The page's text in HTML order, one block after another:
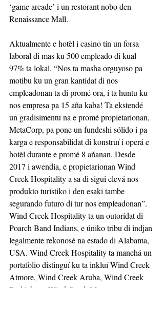
‘game arcade’ i un restorant nobo den
Renaissance Mall.
Aktualmente e hotèl i casino tin un forsa
laboral di mas ku 500 empleado di kual
97% ta lokal. “Nos ta masha orguyoso pa
motibu ku un gran kantidat di nos
empleadonan ta di promé ora, i ta huntu ku
nos empresa pa 15 aña kaba! Ta ekstendé
un gradisimentu na e promé propietarionan,
MetaCorp, pa pone un fundeshi sólido i pa
karga e responsabilidat di konstruí i operá e
hotèl durante e promé 8 añanan. Desde
2017 i awendia, e propietarionan Wind
Creek Hospitality a sa di sigui elevá nos
produkto turístiko i den esaki tambe
segurando futuro di tur nos empleadonan”.
Wind Creek Hospitality ta un outoridat di
Poarch Band Indians, e úniko tribu di indjan
legalmente rekonosé na estado di Alabama,
USA. Wind Creek Hospitality ta manehá un
portafolio distinguí ku ta inkluí Wind Creek
Atmore, Wind Creek Aruba, Wind Creek
Bethlehem, Wind Creek Montgomery,